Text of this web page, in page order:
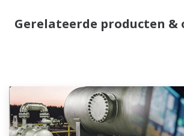
Gerelateerde producten &